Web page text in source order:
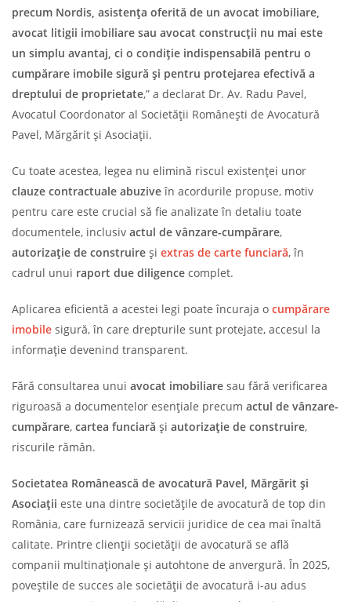
precum Nordis, asistența oferită de un avocat imobiliare,
avocat litigii imobiliare sau avocat construcții nu mai este
un simplu avantaj, ci o condiție indispensabilă pentru o
cumpărare imobile sigură și pentru protejarea efectivă a
dreptului de proprietate,” a declarat Dr. Av. Radu Pavel,
Avocatul Coordonator al Societății Românești de Avocatură
Pavel, Mărgărit și Asociații.
Cu toate acestea, legea nu elimină riscul existenței unor
clauze contractuale abuziveîn acordurile propuse, motiv
pentru care este crucial să fie analizate în detaliu toate
documentele, inclusiv actul de vânzare-cumpărare,
autorizație de construire și extras de carte funciară, în
cadrul unui raport due diligence complet.
Aplicarea eficientă a acestei legi poate încuraja o cumpărare
imobile sigură, în care drepturile sunt protejate, accesul la
informație devenind transparent.
Fără consultarea unui avocat imobiliare sau fără verificarea
riguroasă a documentelor esențiale precum actul de vânzare-
cumpărare, cartea funciară și autorizație de construire,
riscurile rămân.
Societatea Românească de avocatură Pavel, Mărgărit și
Asociații este una dintre societățile de avocatură de top din
România, care furnizează servicii juridice de cea mai înaltă
calitate. Printre clienții societății de avocatură se află
companii multinaționale și autohtone de anvergură. În 2025,
poveștile de succes ale societății de avocatură i-au adus